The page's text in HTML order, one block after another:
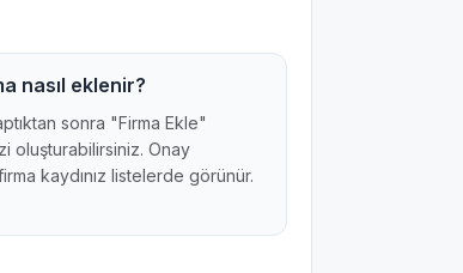
nasıl eklenir?
sonra "Firma Ekle"
oluşturabilirsiniz. Onay
kaydınız listelerde görünür.